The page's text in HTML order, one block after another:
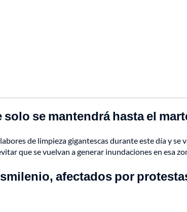
se mantendrá hasta el
de limpieza gigantescas durante este día y se
que se vuelvan a generar inundaciones en esa
afectados por